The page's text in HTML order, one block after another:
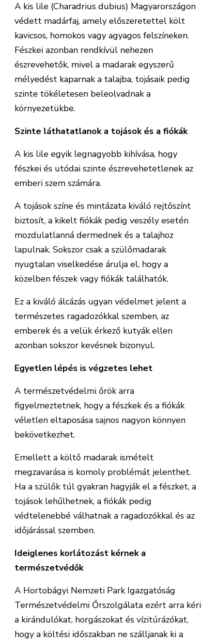
A kis lile (Charadrius dubius) Magyarországon
védett madárfaj, amely előszeretettel költ
kavicsos, homokos vagy agyagos felszíneken.
Fészkei azonban rendkívül nehezen
észrevehetők, mivel a madarak egyszerű
mélyedést kaparnak a talajba, tojásaik pedig
szinte tökéletesen beleolvadnak a
környezetükbe.
Szinte láthatatlanok a tojások és a fiókák
A kis lile egyik legnagyobb kihívása, hogy
fészkei és utódai szinte észrevehetetlenek az
emberi szem számára.
A tojások színe és mintázata kiváló rejtőszínt
biztosít, a kikelt fiókák pedig veszély esetén
mozdulatlanná dermednek és a talajhoz
lapulnak. Sokszor csak a szülőmadarak
nyugtalan viselkedése árulja el, hogy a
közelben fészek vagy fiókák találhatók.
Ez a kiváló álcázás ugyan védelmet jelent a
természetes ragadozókkal szemben, az
emberek és a velük érkező kutyák ellen
azonban sokszor kevésnek bizonyul.
Egyetlen lépés is végzetes lehet
A természetvédelmi őrök arra
figyelmeztetnek, hogy a fészkek és a fiókák
véletlen eltaposása sajnos nagyon könnyen
bekövetkezhet.
Emellett a költő madarak ismételt
megzavarása is komoly problémát jelenthet.
Ha a szülők túl gyakran hagyják el a fészket, a
tojások lehűlhetnek, a fiókák pedig
védtelenebbé válhatnak a ragadozókkal és az
időjárással szemben.
Ideiglenes korlátozást kérnek a
természetvédők
A Hortobágyi Nemzeti Park Igazgatóság
Természetvédelmi Őrszolgálata ezért arra kéri
a kirándulókat, horgászokat és vízitúrázókat,
hogy a költési időszakban ne szálljanak ki a